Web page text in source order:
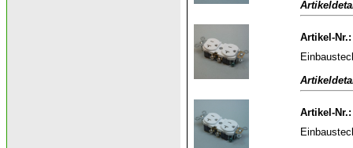
Artikel-Nr.:
Artikel-Nr.: